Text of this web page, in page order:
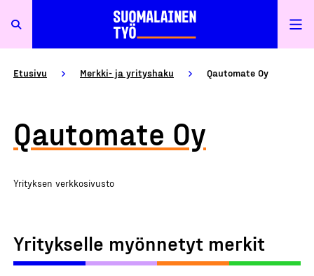
Etusivu Merkki- ja yrityshaku Qautomate Oy
Qautomate Oy
Yrityksen verkkosivusto
Yritykselle myönnetyt merkit